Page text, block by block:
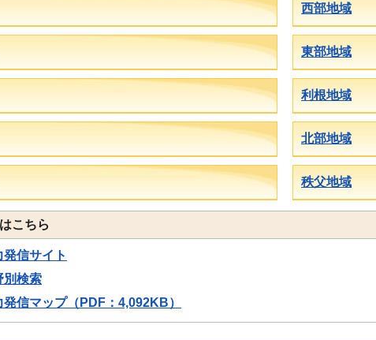
西部地域
東部地域
利根地域
北部地域
秩父地域
こちら
信サイト
別検索
信マップ（PDF：4,092KB）